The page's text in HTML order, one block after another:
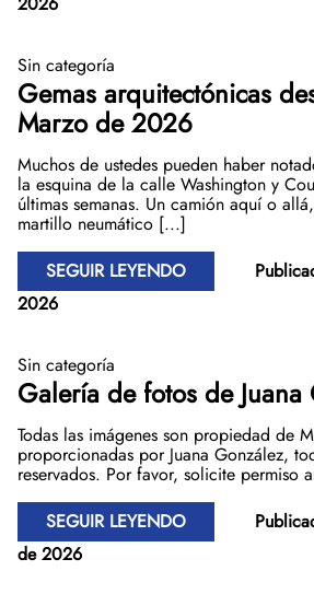
Sin categoría
Gemas arquitectónicas
Marzo de 2026
Muchos de ustedes pueden haber
la esquina de la calle Washington y
últimas semanas. Un camión aquí o
martillo neumático [...]
SEGUIR LEYENDO
2026
Sin categoría
Galería de fotos de Juana
Todas las imágenes son propiedad de
proporcionadas por Juana González,
reservados. Por favor, solicite permiso
SEGUIR LEYENDO
de 2026